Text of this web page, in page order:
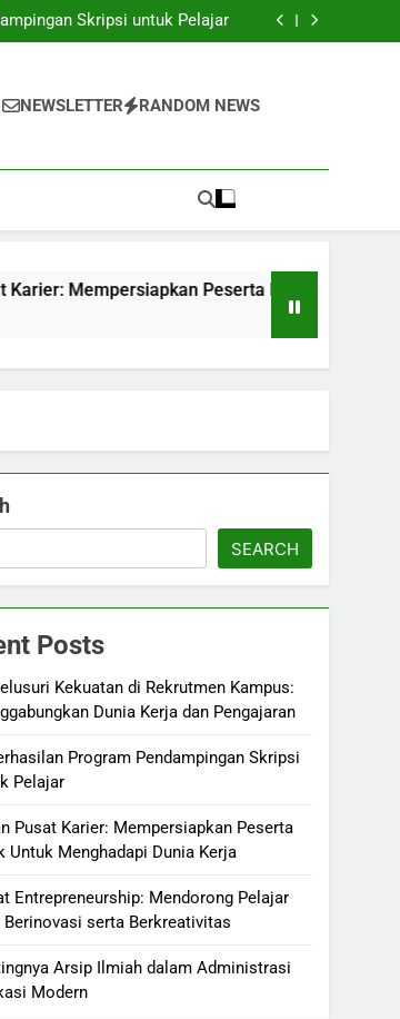
dan Pengajaran
Skripsi untuk Pelajar
Untuk Menghadapi Dunia
dan Pengajaran
Skripsi untuk Pelajar
Untuk Menghadapi Dunia
NEWSLETTER RANDOM NEWS
Peserta Didik Untuk Menghadapi
SEARCH
Posts
Kekuatan di Rekrutmen Kampus:
Dunia Kerja dan Pengajaran
Program Pendampingan Skripsi
Pelajar
Pusat Karier: Mempersiapkan Peserta
Untuk Menghadapi Dunia Kerja
Entrepreneurship: Mendorong Pelajar
Berinovasi serta Berkreativitas
Arsip Ilmiah dalam Administrasi
Modern